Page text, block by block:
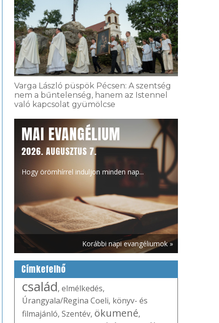
Varga László püspök Pécsen: A szentség
nem a bűntelenség, hanem az Istennel
való kapcsolat gyümölcse
MAI EVANGÉLIUM
2026. AUGUSZTUS 7.
Hogy örömhírrel induljon minden nap...
Korábbi napi evangéliumok »
Címkefelhő
család, elmélkedés,
Úrangyala/Regina Coeli, könyv- és
filmajánló, Szentév, ökumené,